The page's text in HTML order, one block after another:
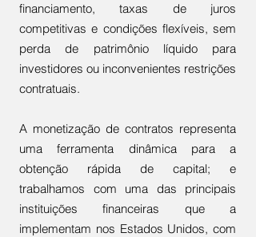
financiamento, taxas de juros
competitivas e condições flexíveis, sem
perda de patrimônio líquido para
investidores ou inconvenientes restrições
contratuais.
A monetização de contratos representa
uma ferramenta dinâmica para a
obtenção rápida de capital; e
trabalhamos com uma das principais
instituições financeiras que a
implementam nos Estados Unidos, com